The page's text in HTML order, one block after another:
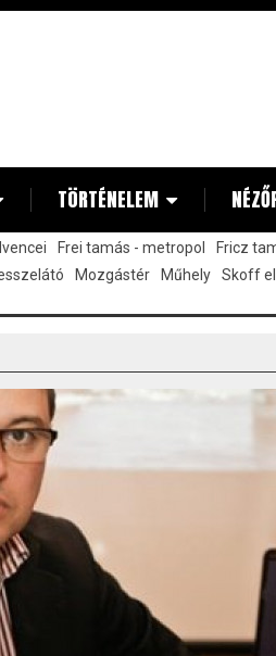
TÖRTÉNELEM
Frei tamás - metropol Fricz
Mozgástér Műhely Skoff